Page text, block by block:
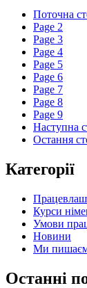
Поточна
Page 2
Page 3
Page 4
Page 5
Page 6
Page 7
Page 8
Page 9
Наступна
Остання
Категорії
Курси
Умови
Новини
Ми
Останні